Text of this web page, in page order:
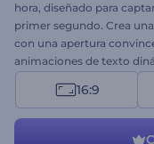
hora, diseñado para
primer segundo. Crea
con una apertura
animaciones de texto
Personaliza la plantilla
fondo de noticias,
actualizaciones locales,
16:9